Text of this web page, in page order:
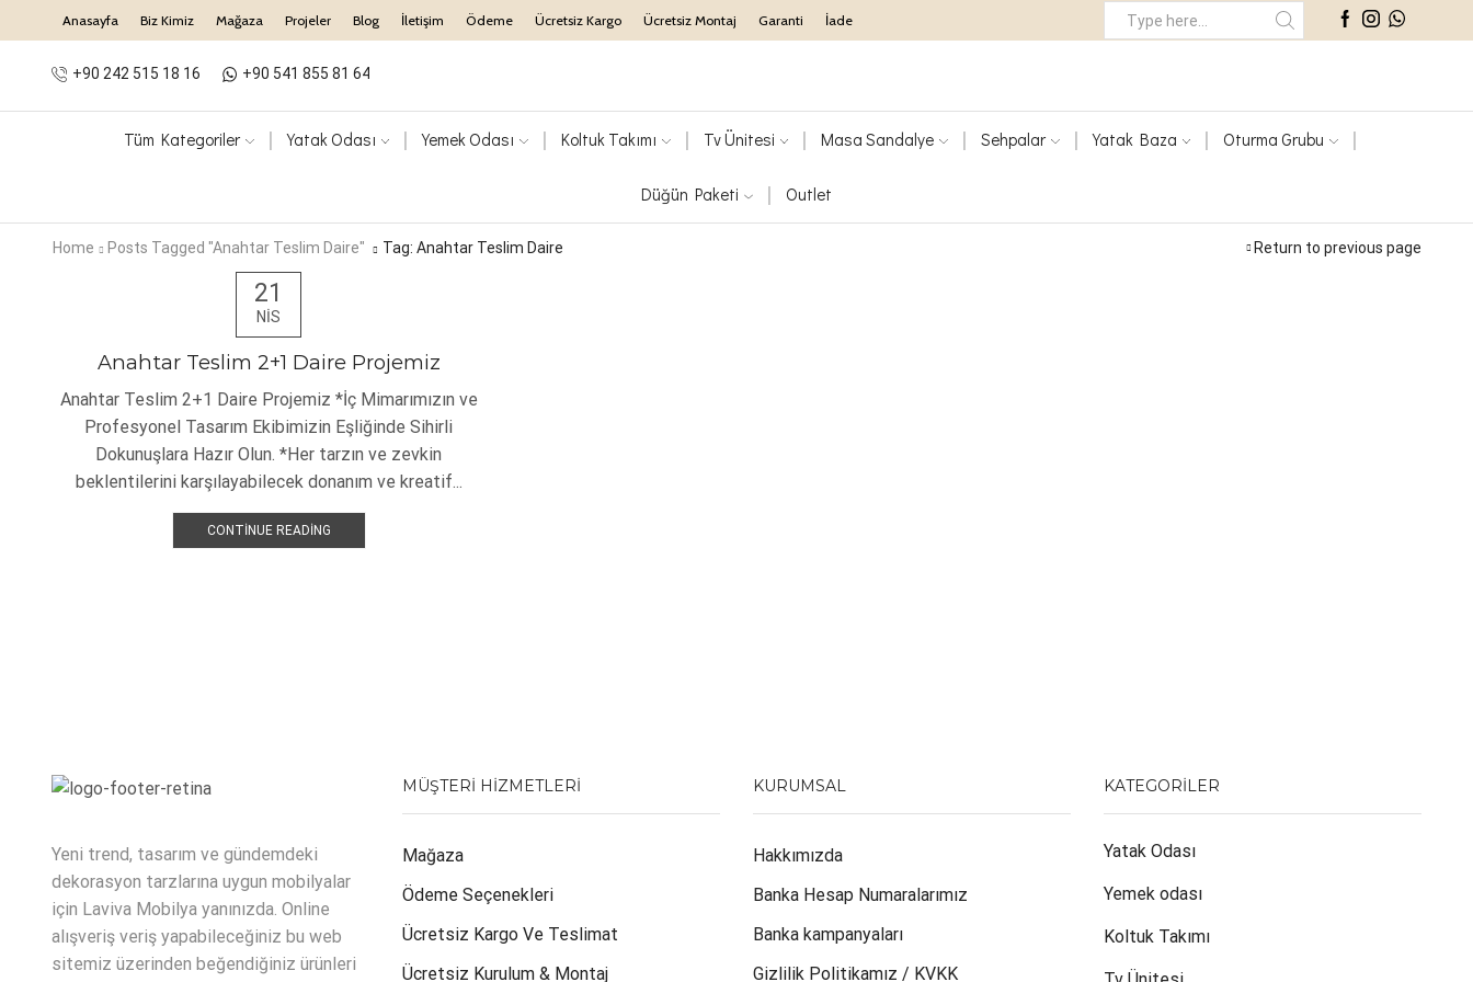
Anasayfa Biz Kimiz Mağaza Projeler Blog İletişim Ödeme Ücretsiz Kargo Ücretsiz Montaj Garanti İade
+90 242 515 18 16
+90 541 855 81 64
Tüm Kategoriler Yatak Odası Yemek Odası Koltuk Takımı Tv Ünitesi Masa Sandalye Sehpalar Yatak Baza Oturma Grubu
Düğün Paketi Outlet
Return to previous page
Home Posts Tagged "Anahtar Teslim Daire" Tag: Anahtar Teslim Daire
21
NIS
Anahtar Teslim 2+1 Daire Projemiz
Anahtar Teslim 2+1 Daire Projemiz *İç Mimarımızın ve
Profesyonel Tasarım Ekibimizin Eşliğinde Sihirli
Dokunuşlara Hazır Olun. *Her tarzın ve zevkin
beklentilerini karşılayabilecek donanım ve kreatif...
CONTINUE READING
Yeni trend, tasarım ve gündemdeki
dekorasyon tarzlarına uygun mobilyalar
için Laviva Mobilya yanınızda. Online
alışveriş veriş yapabileceğiniz bu web
sitemiz üzerinden beğendiğiniz ürünleri
MÜŞTERI HIZMETLERI
Mağaza
Ödeme Seçenekleri
Ücretsiz Kargo Ve Teslimat
Ücretsiz Kurulum & Montaj
KURUMSAL
Hakkımızda
Banka Hesap Numaralarımız
Banka kampanyaları
Gizlilik Politikamız / KVKK
KATEGORILER
Yatak Odası
Yemek odası
Koltuk Takımı